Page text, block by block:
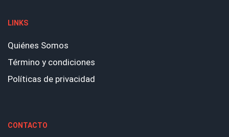
LINKS
Quiénes Somos
Término y condiciones
Políticas de privacidad
CONTACTO